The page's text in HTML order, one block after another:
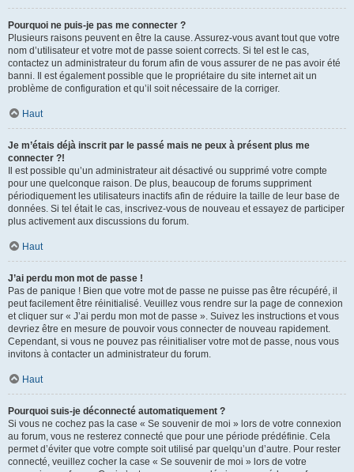
Pourquoi ne puis-je pas me connecter ?
Plusieurs raisons peuvent en être la cause. Assurez-vous avant tout que votre
nom d’utilisateur et votre mot de passe soient corrects. Si tel est le cas,
contactez un administrateur du forum afin de vous assurer de ne pas avoir été
banni. Il est également possible que le propriétaire du site internet ait un
problème de configuration et qu’il soit nécessaire de la corriger.
Haut
Je m’étais déjà inscrit par le passé mais ne peux à présent plus me
connecter ?!
Il est possible qu’un administrateur ait désactivé ou supprimé votre compte
pour une quelconque raison. De plus, beaucoup de forums suppriment
périodiquement les utilisateurs inactifs afin de réduire la taille de leur base de
données. Si tel était le cas, inscrivez-vous de nouveau et essayez de participer
plus activement aux discussions du forum.
Haut
J’ai perdu mon mot de passe !
Pas de panique ! Bien que votre mot de passe ne puisse pas être récupéré, il
peut facilement être réinitialisé. Veuillez vous rendre sur la page de connexion
et cliquer sur « J’ai perdu mon mot de passe ». Suivez les instructions et vous
devriez être en mesure de pouvoir vous connecter de nouveau rapidement.
Cependant, si vous ne pouvez pas réinitialiser votre mot de passe, nous vous
invitons à contacter un administrateur du forum.
Haut
Pourquoi suis-je déconnecté automatiquement ?
Si vous ne cochez pas la case « Se souvenir de moi » lors de votre connexion
au forum, vous ne resterez connecté que pour une période prédéfinie. Cela
permet d’éviter que votre compte soit utilisé par quelqu’un d’autre. Pour rester
connecté, veuillez cocher la case « Se souvenir de moi » lors de votre